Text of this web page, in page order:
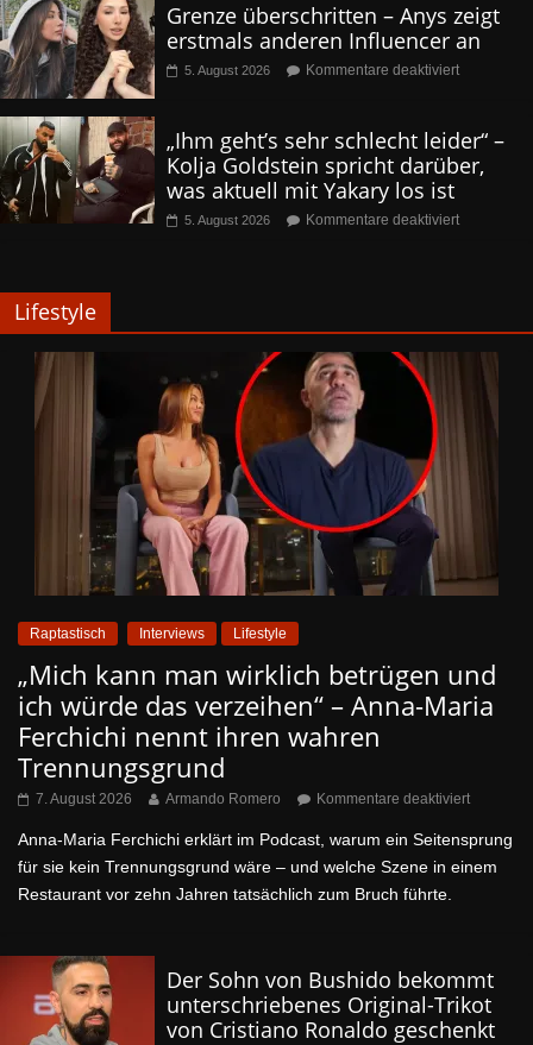
Grenze überschritten – Anys zeigt
erstmals anderen Influencer an
5. August 2026 Kommentare deaktiviert
„Ihm geht’s sehr schlecht leider“ –
Kolja Goldstein spricht darüber,
was aktuell mit Yakary los ist
5. August 2026 Kommentare deaktiviert
Lifestyle
Raptastisch Interviews Lifestyle
„Mich kann man wirklich betrügen und
ich würde das verzeihen“ – Anna-Maria
Ferchichi nennt ihren wahren
Trennungsgrund
7. August 2026 Armando Romero Kommentare deaktiviert
Anna-Maria Ferchichi erklärt im Podcast, warum ein Seitensprung
für sie kein Trennungsgrund wäre – und welche Szene in einem
Restaurant vor zehn Jahren tatsächlich zum Bruch führte.
Der Sohn von Bushido bekommt
unterschriebenes Original-Trikot
von Cristiano Ronaldo geschenkt